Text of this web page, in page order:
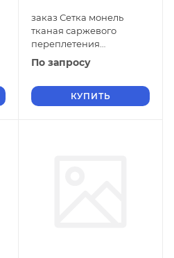
заказ Сетка монель
тканая саржевого
переплетения
двусторонняя
фильтровая 0,9х0,4 мм
ячейки
По запросу
КУПИТЬ